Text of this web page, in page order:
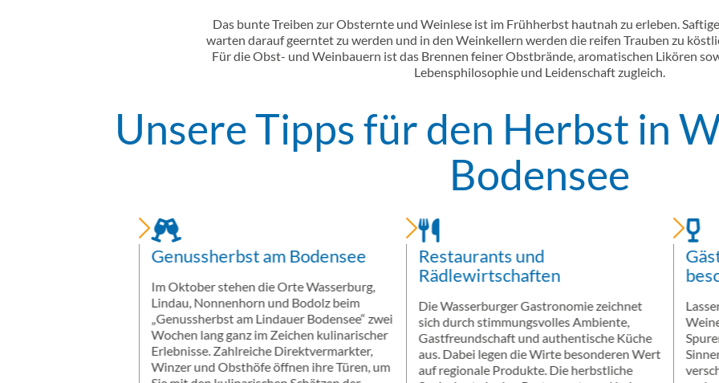
Inhalt
Das bunte Treiben zur Obsternte und Weinlese ist im Frühherbst hautnah zu erleben.
warten darauf geerntet zu werden und in den Weinkellern werden die reifen Trauben zu
Für die Obst- und Weinbauern ist das Brennen feiner Obstbrände, aromatischen Likören
Lebensphilosophie und Leidenschaft zugleich.
Einleitung
Unsere Tipps für den Herbst in
Bodensee
Genussherbst am Bodensee
Im Oktober stehen die Orte Wasserburg,
Lindau, Nonnenhorn und Bodolz beim
„Genussherbst am Lindauer Bodensee“ zwei
Wochen lang ganz im Zeichen kulinarischer
Erlebnisse. Zahlreiche Direktvermarkter,
Winzer und Obsthöfe öffnen ihre Türen, um
Restaurants und
Rädlewirtschaften
Die Wasserburger Gastronomie zeichnet
sich durch stimmungsvolles Ambiente,
Gastfreundschaft und authentische Küche
aus. Dabei legen die Wirte besonderen Wert
auf regionale Produkte. Die herbstliche